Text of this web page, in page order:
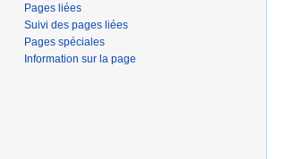
Pages liées
Suivi des pages liées
Pages spéciales
Information sur la page